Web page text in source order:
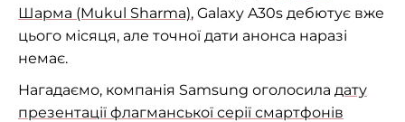
Шарма (Mukul Sharma), Galaxy A30s дебютує вже
цього місяця, але точної дати анонса наразі
немає.
Нагадаємо, компанія Samsung оголосила дату
презентації флагманської серії смартфонів